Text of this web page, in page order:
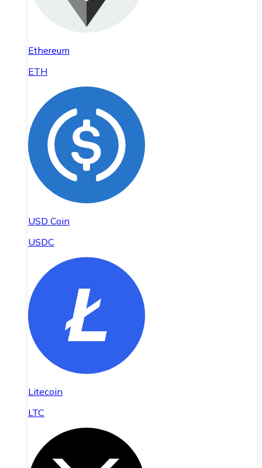
Ethereum
ETH
USD Coin
USDC
Litecoin
LTC